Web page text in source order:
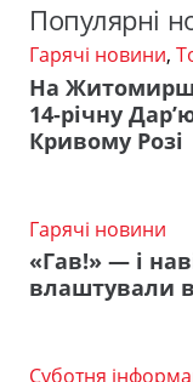
Популярні
Гарячі новини,
На
14-річну
Кривому Розі
Гарячі новини
«Гав!» — і
влаштували
Суботня